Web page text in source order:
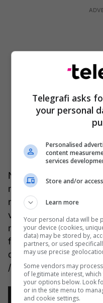
Ndaj, ndërsa i
me gjithë plagët e tij
njëjtën gjë edhe për
vjet. Cilat janë
ndryshe, në mënyrë
falin albumet siKind
dheTutu, të jetë në të
/Telegrafi/
Telegrafi asks
your personal
Personalised
content
services
Store and/or
Learn more
Your personal data will be
your device (cookies,
data) may be stored by,
partners, or used
may use precise
Some vendors may
of legitimate interest,
your options below. Look
or in the site menu to
and cookie settings.